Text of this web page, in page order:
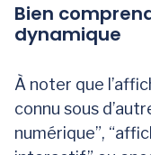
Bien
dynamique
À noter que
connu sous
numérique”,